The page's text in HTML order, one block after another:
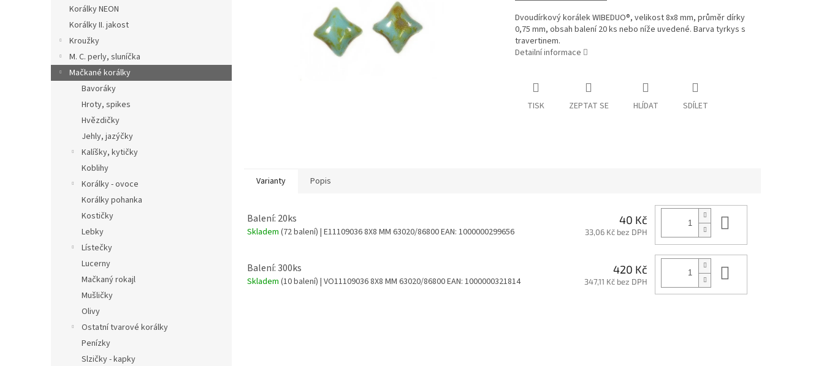
l
Korálky NEON
Korálky II. jakost
Kroužky
M. C. perly, sluníčka
Mačkané korálky
Bavoráky
Hroty, spikes
Hvězdičky
Jehly, jazýčky
Kalíšky, kytičky
Koblihy
Korálky - ovoce
Korálky pohanka
Kostičky
Lebky
Lístečky
Lucerny
Mačkaný rokajl
Mušličky
Olivy
Ostatní tvarové korálky
Penízky
Slzičky - kapky
Dvoudírkový korálek WIBEDUO®, velikost 8x8 mm, průměr dírky
0,75 mm, obsah balení 20 ks nebo níže uvedené. Barva tyrkys s
travertinem.
Detailní informace
TISK ZEPTAT SE HLÍDAT SDÍLET
Varianty Popis
Balení: 20ks
Skladem (72 balení) | E11109036 8X8 MM 63020/86800EAN: 1000000299656
40 Kč
33,06 Kč bez DPH
Balení: 300ks
Skladem (10 balení) | VO11109036 8X8 MM 63020/86800EAN: 1000000321814
420 Kč
347,11 Kč bez DPH